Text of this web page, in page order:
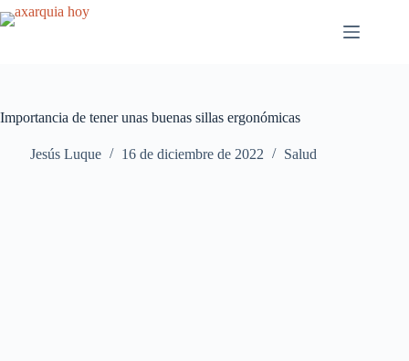
Saltar
al
Importancia de tener unas buenas sillas ergonómicas
Jesús Luque 16 de diciembre de 2022 Salud